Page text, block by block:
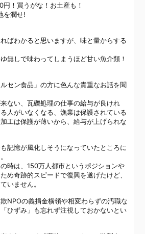
！買うがな！お土産も！
を潤せ!
ばわかると思いますが、味と量からする
無しで味わってしまうほど甘い魚介類！
セン食品」の方に色んな貴重なお話を聞
ない、瓦礫処理の仕事の給与が良けれ
人がいなくなる、漁業は保護されている
工は保護が薄いから、給与が上げられな
記憶が風化しそうになっていたところに
時は、150万人都市というポジションや
め奇跡的スピードで復興を遂げたけど、
いません。
NPOの義捐金横領や相変わらずの汚職な
ひずみ」も忘れず注視しておかないとい